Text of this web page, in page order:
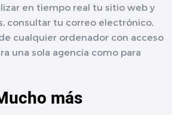
en tiempo real tu sitio web y
consultar tu correo electrónico,
cualquier ordenador con acceso
una sola agencia como para
más